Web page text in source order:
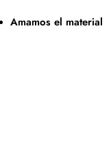
Amamos el material